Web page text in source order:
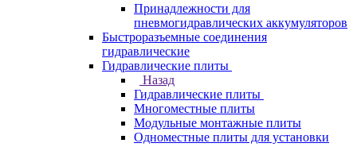
Принадлежности для
пневмогидравлических аккумуляторов
Быстроразъемные соединения
гидравлические
Гидравлические плиты
Назад
Гидравлические плиты
Многоместные плиты
Модульные монтажные плиты
Одноместные плиты для установки